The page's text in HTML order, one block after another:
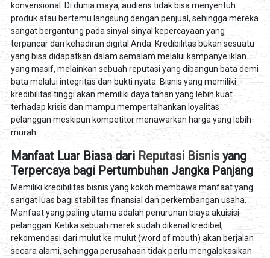
konvensional. Di dunia maya, audiens tidak bisa menyentuh
produk atau bertemu langsung dengan penjual, sehingga mereka
sangat bergantung pada sinyal-sinyal kepercayaan yang
terpancar dari kehadiran digital Anda. Kredibilitas bukan sesuatu
yang bisa didapatkan dalam semalam melalui kampanye iklan
yang masif, melainkan sebuah reputasi yang dibangun bata demi
bata melalui integritas dan bukti nyata. Bisnis yang memiliki
kredibilitas tinggi akan memiliki daya tahan yang lebih kuat
terhadap krisis dan mampu mempertahankan loyalitas
pelanggan meskipun kompetitor menawarkan harga yang lebih
murah.
Manfaat Luar Biasa dari Reputasi Bisnisyang
Terpercaya bagi Pertumbuhan Jangka Panjang
Memiliki kredibilitas bisnis yang kokoh membawa manfaat yang
sangat luas bagi stabilitas finansial dan perkembangan usaha.
Manfaat yang paling utama adalah penurunan biaya akuisisi
pelanggan. Ketika sebuah merek sudah dikenal kredibel,
rekomendasi dari mulut ke mulut (word of mouth) akan berjalan
secara alami, sehingga perusahaan tidak perlu mengalokasikan